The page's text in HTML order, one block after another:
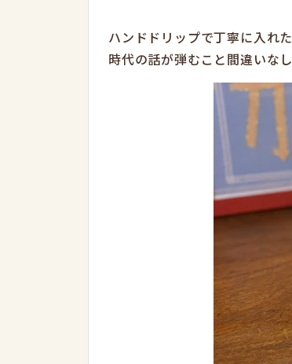
ハンドドリップで丁寧に入れ
時代の話が弾むこと間違いなし